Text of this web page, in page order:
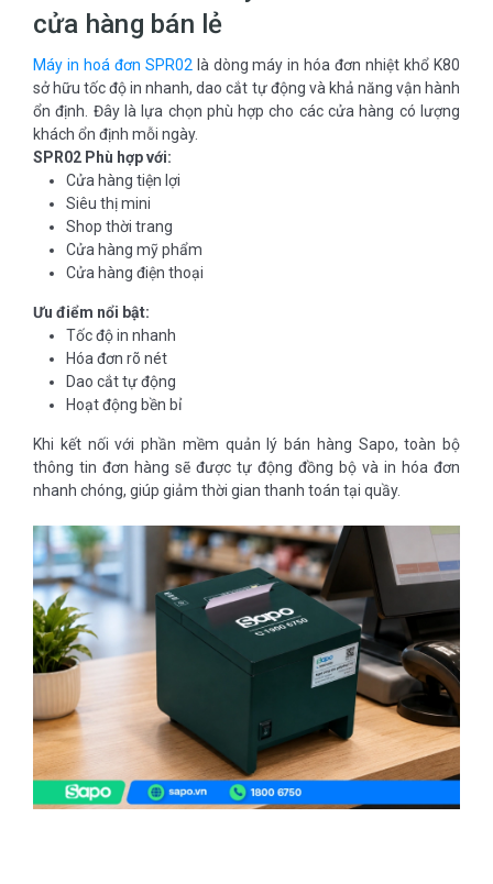
cửa hàng bán lẻ
Máy in hoá đơn SPR02 là dòng máy in hóa đơn nhiệt khổ K80
sở hữu tốc độ in nhanh, dao cắt tự động và khả năng vận hành
ổn định. Đây là lựa chọn phù hợp cho các cửa hàng có lượng
khách ổn định mỗi ngày.
SPR02 Phù hợp với:
Cửa hàng tiện lợi
Siêu thị mini
Shop thời trang
Cửa hàng mỹ phẩm
Cửa hàng điện thoại
Ưu điểm nổi bật:
Tốc độ in nhanh
Hóa đơn rõ nét
Dao cắt tự động
Hoạt động bền bỉ
Khi kết nối với phần mềm quản lý bán hàng Sapo, toàn bộ
thông tin đơn hàng sẽ được tự động đồng bộ và in hóa đơn
nhanh chóng, giúp giảm thời gian thanh toán tại quầy.